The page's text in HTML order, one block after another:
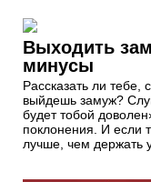
Выходить
минусы
Рассказать ли тебе,
выйдешь замуж?
будет тобой
поклонения. И если
лучше, чем держать